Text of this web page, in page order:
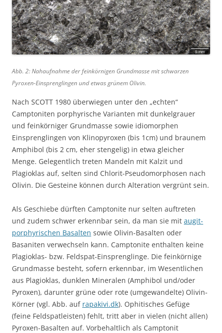
Abb. 2: Nahaufnahme der feinkörnigen Grundmasse mit schwarzen
Pyroxen-Einsprenglingen und etwas grünem Olivin.
Nach SCOTT 1980 überwiegen unter den „echten“
Camptoniten porphyrische Varianten mit dunkelgrauer
und feinkörniger Grundmasse sowie idiomorphen
Einsprenglingen von Klinopyroxen (bis 1cm) und braunem
Amphibol (bis 2 cm, eher stengelig) in etwa gleicher
Menge. Gelegentlich treten Mandeln mit Kalzit und
Plagioklas auf, selten sind Chlorit-Pseudomorphosen nach
Olivin. Die Gesteine können durch Alteration vergrünt sein.
Als Geschiebe dürften Camptonite nur selten auftreten
und zudem schwer erkennbar sein, da man sie mit augit-
porphyrischen Basalten sowie Olivin-Basalten oder
Basaniten verwechseln kann. Camptonite enthalten keine
Plagioklas- bzw. Feldspat-Einsprenglinge. Die feinkörnige
Grundmasse besteht, sofern erkennbar, im Wesentlichen
aus Plagioklas, dunklen Mineralen (Amphibol und/oder
Pyroxen), darunter grüne oder rote (umgewandelte) Olivin-
Körner (vgl. Abb. auf rapakivi.dk). Ophitisches Gefüge
(feine Feldspatleisten) fehlt, tritt aber in vielen (nicht allen)
Pyroxen-Basalten auf. Vorbehaltlich als Camptonit